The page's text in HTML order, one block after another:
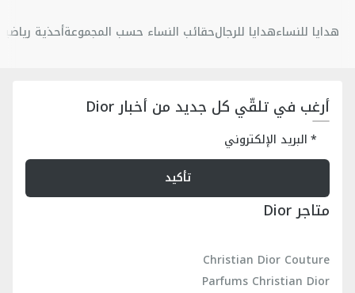
هدايا للنساءهدايا للرجالحقائب النساء حسب المجموعةأحذية
أرغب في تلقّي كل جديد من أخبار Dior
البريد الإلكتروني
تأكيد
متاجر Dior
Christian Dior Couture
Parfums Christian Dior